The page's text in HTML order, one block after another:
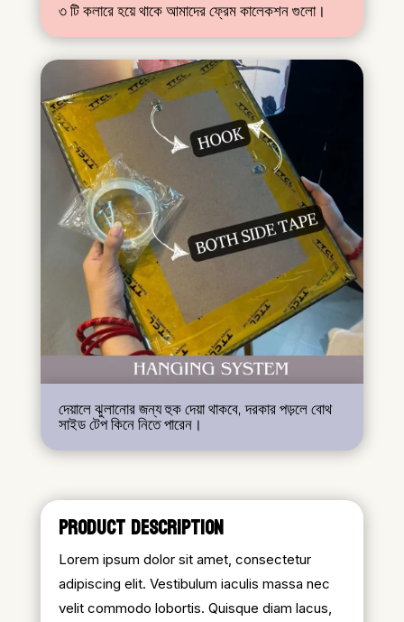
৩ টি কলারে হয়ে থাকে আমাদের ফ্রেম কালেকশন গুলো।
দেয়ালে ঝুলানোর জন্য হুক দেয়া থাকবে, দরকার পড়লে বোথ
সাইড টেপ কিনে নিতে পারেন।
PRODUCT DESCRIPTION
Lorem ipsum dolor sit amet, consectetur
adipiscing elit. Vestibulum iaculis massa nec
velit commodo lobortis. Quisque diam lacus,